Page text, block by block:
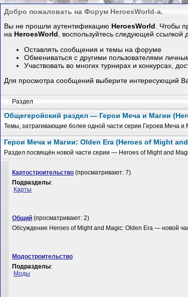
Добро пожаловать на Форум HeroesWorld-а.
Вы не прошли аутентификацию HeroesWorld. Чтобы
на HeroesWorld, воспользуйтесь следующей ссылкой
Оставлять сообщения и темы на форуме
Обмениваться с другими пользователями
Участвовать во многих турнирах и конкурсах,
Для просмотра сообщений выберите интересующий
Раздел
Общегеройский раздел — Герои Меча и Магии
Темы, затрагивающие более одной части серии Героев Меча и
Герои Меча и Магии: Olden Era (Heroes of Might
Раздел посвящён новой части серии — Heroes of Might and
Картостроительство (просматривают: 7)
Подразделы:
Карты
Общий (просматривают: 2)
Обсуждение Heroes of Might and Magic: Olden Era — новой
Модостроительство
Подразделы:
Моды